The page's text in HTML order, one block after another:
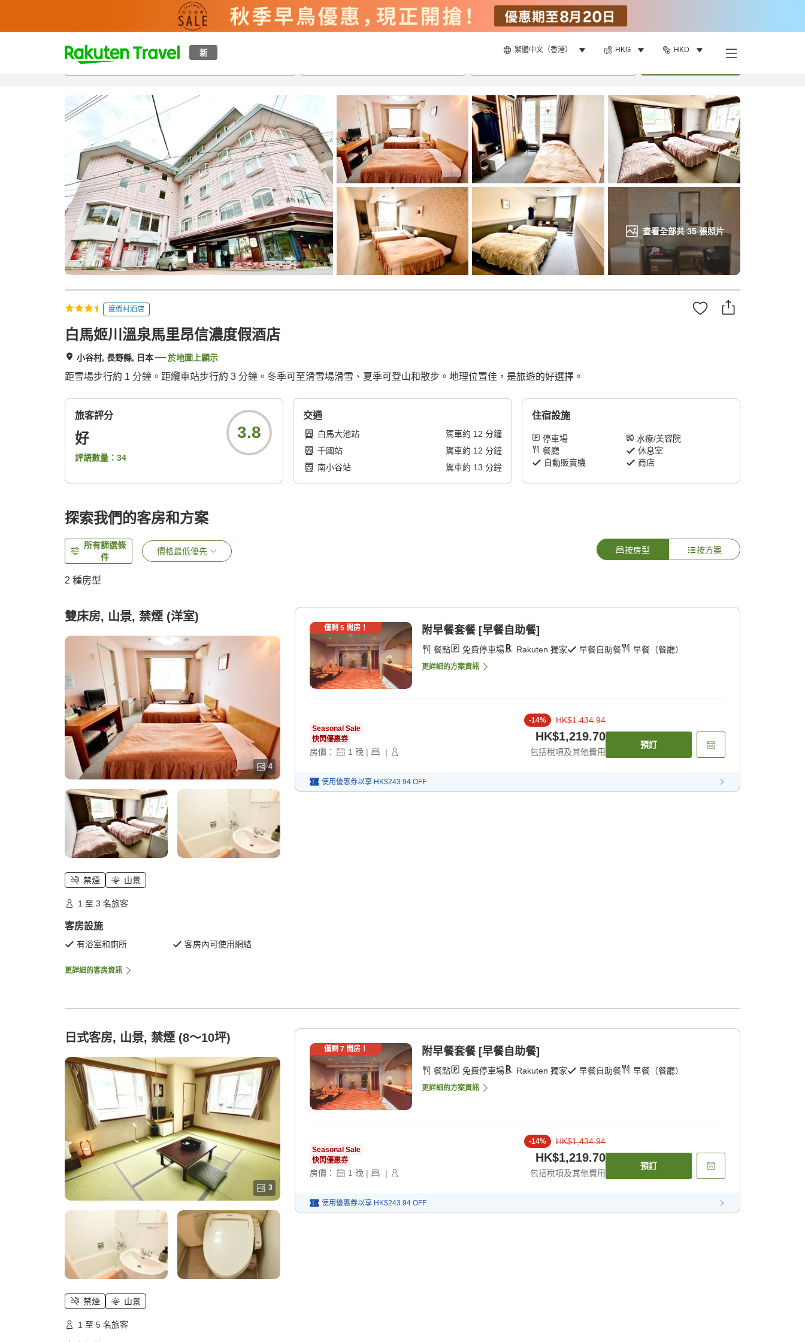
新 繁體中文（香港） HKG HKD
t
p
g
e
e
r
c
h
查看全部共35張照片
概覽房間及住宿方案 評價設施
度假村酒店
白馬姬川溫泉馬里昂信濃度假酒店
小谷村, 長野縣, 日本 於地圖上顯示
距雪場步行約 1 分鐘。距纜車站步行約 3 分鐘。冬季可至滑雪場滑雪、夏季可登山和散步。地理位置佳，是旅遊的好選擇。
旅客評分
好
評語數量： 34
3.8
交通
白馬大池站 駕車約 12 分鐘
千國站
駕車約 12 分鐘
南小谷站
駕車約 13 分鐘
住宿設施
停車場
水療/美容院
餐廳
休息室
自動販賣機
商店
探索我們的客房和方案
所有篩選條
件
價格最低優先 按房型 按方案
2 種房型
雙床房, 山景, 禁煙 (洋室)
4
禁煙 山景
1 至 3 名旅客
客房設施
有浴室和廁所 客房內可使用網絡
更詳細的客房資訊
僅剩 5間房！ 附早餐套餐 [早餐自助餐]
餐點 免費停車場 Rakuten 獨家 早餐自助餐 早餐（餐廳）
更詳細的方案資訊
Seasonal Sale
快閃優惠券
房價： 1 晚 | |
-14% HK$1,434.94
HK$1,219.70
包括稅項及其他費用
預訂
使用優惠券以享 HK$243.94 OFF
日式客房, 山景, 禁煙 (8～10坪)
3
禁煙 山景
1 至 5 名旅客
僅剩 7間房！ 附早餐套餐 [早餐自助餐]
餐點 免費停車場 Rakuten 獨家 早餐自助餐 早餐（餐廳）
更詳細的方案資訊
Seasonal Sale
快閃優惠券
房價： 1 晚 | |
-14% HK$1,434.94
HK$1,219.70
包括稅項及其他費用
預訂
使用優惠券以享 HK$243.94 OFF